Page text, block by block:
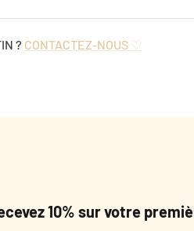
? CONTACTEZ-NOUS ♡
10% sur votre